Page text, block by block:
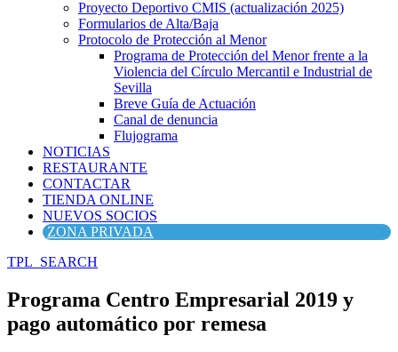
Proyecto Deportivo CMIS (actualización 2025)
Formularios de Alta/Baja
Protocolo de Protección al Menor
Programa de Protección del Menor frente a la
Violencia del Círculo Mercantil e Industrial de
Sevilla
Breve Guía de Actuación
Canal de denuncia
Flujograma
NOTICIAS
RESTAURANTE
CONTACTAR
TIENDA ONLINE
NUEVOS SOCIOS
ZONA PRIVADA
TPL_SEARCH
Programa Centro Empresarial 2019 y
pago automático por remesa